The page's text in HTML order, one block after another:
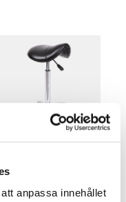
anpassa innehållet